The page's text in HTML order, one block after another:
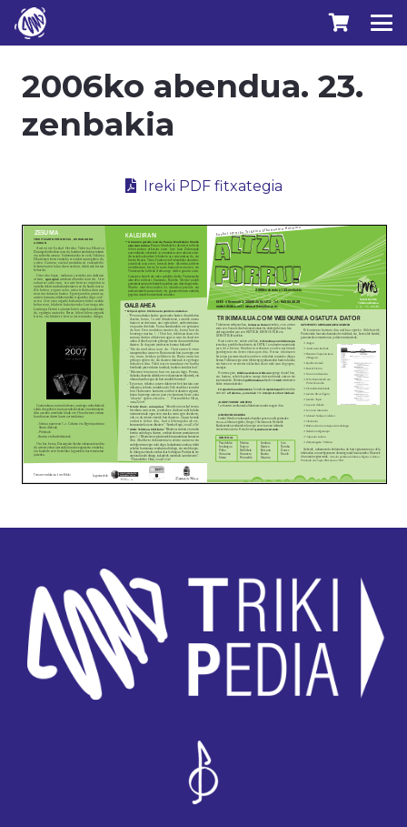
2006ko abendua. 23.
zenbakia
Ireki PDF fitxategia